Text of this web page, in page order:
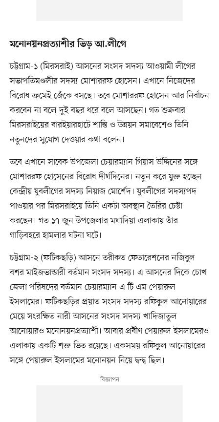
মনোনয়নপ্রত্যাশীর ভিড় আ.লীগে
চট্টগ্রাম-১ (মিরসরাই) আসনের সংসদ সদস্য আওয়ামী লীগের
সভাপতিমণ্ডলীর সদস্য মোশাররফ হোসেন। এখানে নিজেদের
বিরোধ ক্রমেই জেঁকে বসছে। তবে মোশাররফ হোসেন আর নির্বাচন
করবেন না বলে দুই বছর ধরে বলে আসছেন। গত শুক্রবার
মিরসরাইয়ের বারইয়ারহাটে শান্তি ও উন্নয়ন সমাবেশেও তিনি
নতুনদের সুযোগ দেওয়ার কথা বলেন।
তবে এখানে সাবেক উপজেলা চেয়ারম্যান গিয়াস উদ্দিনের সঙ্গে
মোশাররফ হোসেনের বিরোধ দীর্ঘদিনের। নতুন করে যুক্ত হচ্ছেন
কেন্দ্রীয় যুবলীগের সদস্য নিয়াজ মোর্শেদ। যুবলীগের সদস্যপদ
পাওয়ার পর মিরসরাইয়ে তিনি একটা অবস্থান তৈরির চেষ্টা
করছেন। গত ১৭ জুন উপজেলার মঘাদিয়া এলাকায় তাঁর
গাড়িবহরে হামলার ঘটনা ঘটে।
চট্টগ্রাম-২ (ফটিকছড়ি) আসনে তরীকত ফেডারেশনের নজিবুল
বশর মাইজভান্ডারী বর্তমান সংসদ সদস্য। এ আসনের দিকে চোখ
জেলা পরিষদের বর্তমান চেয়ারম্যান এ টি এম পেয়ারুল
ইসলামের। ফটিকছড়ির প্রয়াত সংসদ সদস্য রফিকুল আনোয়ারের
মেয়ে সংরক্ষিত নারী আসনের সংসদ সদস্য খাদিজাতুল
আনোয়ারও মনোনয়নপ্রত্যাশী। আবার প্রবীণ পেয়ারুল ইসলামেরও
এলাকায় একটি শক্ত ভিত রয়েছে। একসময় রফিকুল আনোয়ারের
সঙ্গে পেয়ারুল ইসলামের মনোনয়ন নিয়ে দ্বন্দ্ব ছিল।